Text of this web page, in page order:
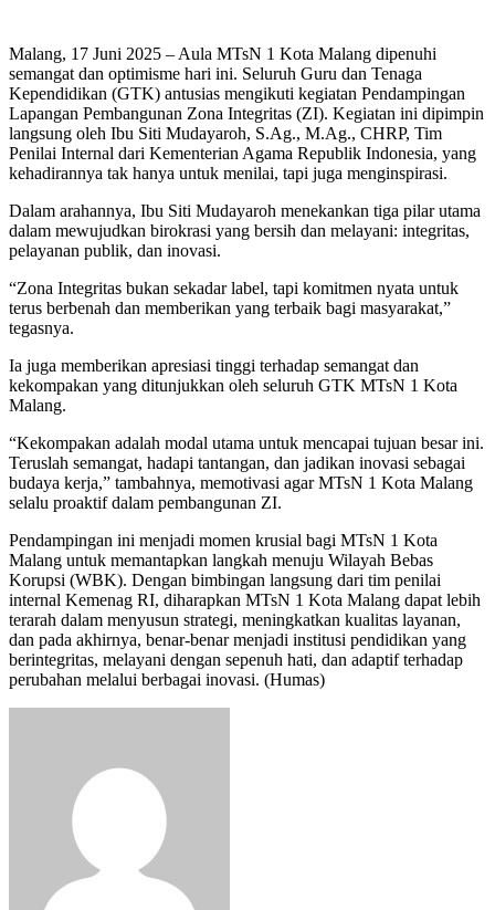
Malang, 17 Juni 2025 – Aula MTsN 1 Kota Malang dipenuhi
semangat dan optimisme hari ini. Seluruh Guru dan Tenaga
Kependidikan (GTK) antusias mengikuti kegiatan Pendampingan
Lapangan Pembangunan Zona Integritas (ZI). Kegiatan ini dipimpin
langsung oleh Ibu Siti Mudayaroh, S.Ag., M.Ag., CHRP, Tim
Penilai Internal dari Kementerian Agama Republik Indonesia, yang
kehadirannya tak hanya untuk menilai, tapi juga menginspirasi.
Dalam arahannya, Ibu Siti Mudayaroh menekankan tiga pilar utama
dalam mewujudkan birokrasi yang bersih dan melayani: integritas,
pelayanan publik, dan inovasi.
“Zona Integritas bukan sekadar label, tapi komitmen nyata untuk
terus berbenah dan memberikan yang terbaik bagi masyarakat,”
tegasnya.
Ia juga memberikan apresiasi tinggi terhadap semangat dan
kekompakan yang ditunjukkan oleh seluruh GTK MTsN 1 Kota
Malang.
“Kekompakan adalah modal utama untuk mencapai tujuan besar ini.
Teruslah semangat, hadapi tantangan, dan jadikan inovasi sebagai
budaya kerja,” tambahnya, memotivasi agar MTsN 1 Kota Malang
selalu proaktif dalam pembangunan ZI.
Pendampingan ini menjadi momen krusial bagi MTsN 1 Kota
Malang untuk memantapkan langkah menuju Wilayah Bebas
Korupsi (WBK). Dengan bimbingan langsung dari tim penilai
internal Kemenag RI, diharapkan MTsN 1 Kota Malang dapat lebih
terarah dalam menyusun strategi, meningkatkan kualitas layanan,
dan pada akhirnya, benar-benar menjadi institusi pendidikan yang
berintegritas, melayani dengan sepenuh hati, dan adaptif terhadap
perubahan melalui berbagai inovasi. (Humas)